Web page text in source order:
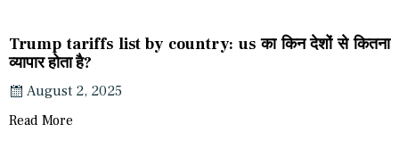
Trump tariffs list by country: us का किन देशों से कितना
व्यापार होता है?
August 2, 2025
Read More